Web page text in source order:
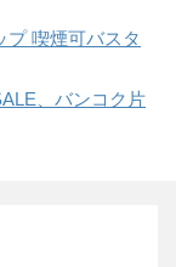
プ 喫煙可バスタ
、バンコク片